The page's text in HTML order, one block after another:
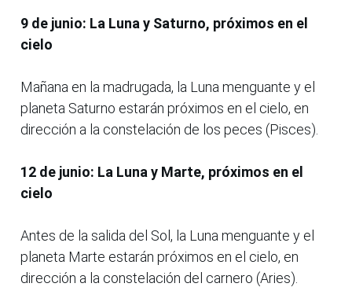
9 de junio: La Luna y Saturno, próximos en el
cielo
Mañana en la madrugada, la Luna menguante y el
planeta Saturno estarán próximos en el cielo, en
dirección a la constelación de los peces (Pisces).
12 de junio: La Luna y Marte, próximos en el
cielo
Antes de la salida del Sol, la Luna menguante y el
planeta Marte estarán próximos en el cielo, en
dirección a la constelación del carnero (Aries).